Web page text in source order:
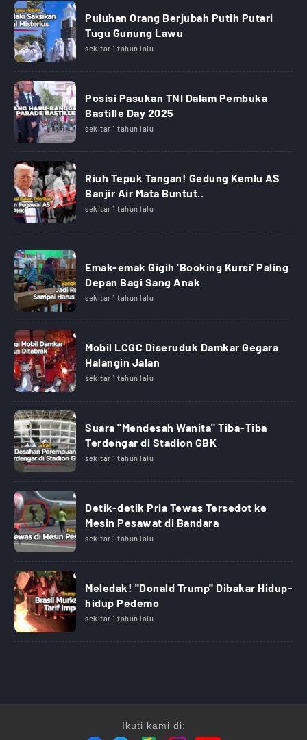
Puluhan Orang Berjubah Putih Putari
Tugu Gunung Lawu
sekitar 1 tahun lalu
Posisi Pasukan TNI Dalam Pembuka
Bastille Day 2025
sekitar 1 tahun lalu
Riuh Tepuk Tangan! Gedung Kemlu AS
Banjir Air Mata Buntut..
sekitar 1 tahun lalu
Emak-emak Gigih 'Booking Kursi' Paling
Depan Bagi Sang Anak
sekitar 1 tahun lalu
Mobil LCGC Diseruduk Damkar Gegara
Halangin Jalan
sekitar 1 tahun lalu
Suara "Mendesah Wanita" Tiba-Tiba
Terdengar di Stadion GBK
sekitar 1 tahun lalu
Detik-detik Pria Tewas Tersedot ke
Mesin Pesawat di Bandara
sekitar 1 tahun lalu
Meledak! "Donald Trump" Dibakar Hidup-
hidup Pedemo
sekitar 1 tahun lalu
Ikuti kami di: